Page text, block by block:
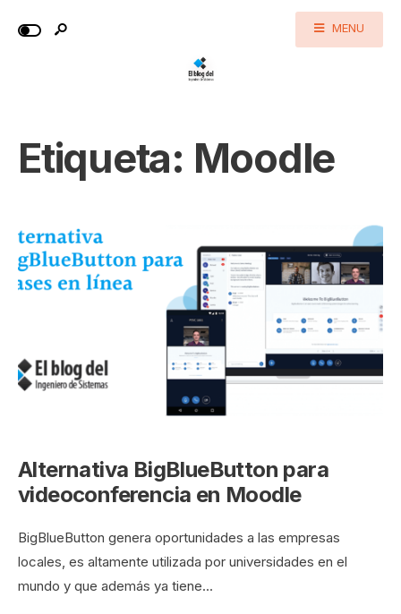
MENU
Etiqueta: Moodle
Alternativa BigBlueButton para
videoconferencia en Moodle
BigBlueButton genera oportunidades a las empresas
locales, es altamente utilizada por universidades en el
mundo y que además ya tiene...